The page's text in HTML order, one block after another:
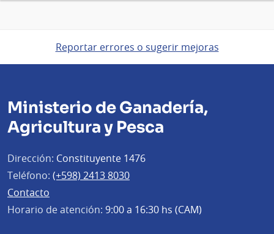
Reportar errores o sugerir mejoras
Ministerio de Ganadería,
Agricultura y Pesca
Dirección: Constituyente 1476
Teléfono: (+598) 2413 8030
Contacto
Horario de atención: 9:00 a 16:30 hs (CAM)